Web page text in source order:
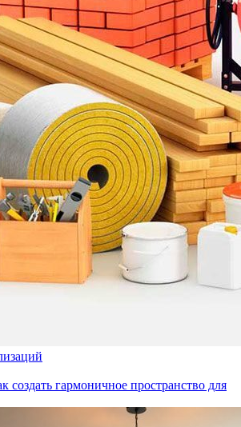
создать гармоничное пространство для